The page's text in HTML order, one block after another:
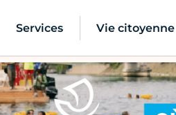
Services Vie citoyenne